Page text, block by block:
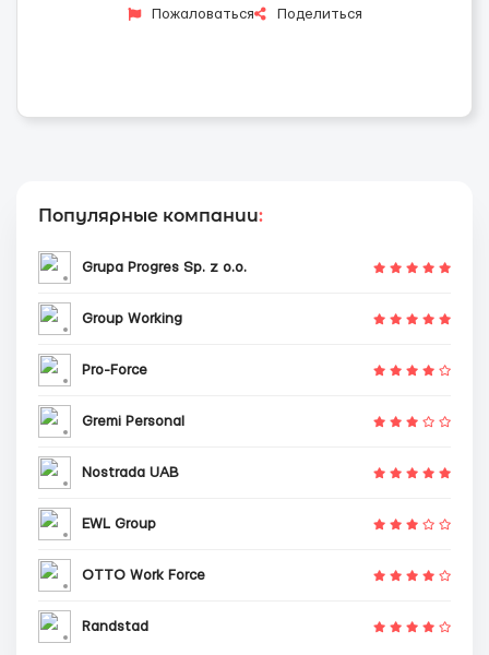
Пожаловаться
Поделиться
Популярные компании:
Grupa Progres Sp. z o.o.
Group Working
Pro-Force
Gremi Personal
Nostrada UAB
EWL Group
OTTO Work Force
Randstad